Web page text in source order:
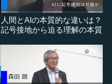
人間とAIの本質的な違いは？
記号接地から迫る理解の本質